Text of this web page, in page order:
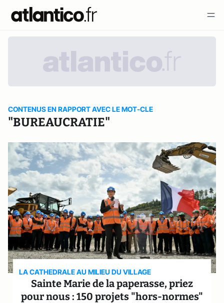
CONTENUS EN RAPPORT AVEC LE MOT-CLE
"BUREAUCRATIE"
LA CATHEDRALE AU MILIEU DU VILLAGE
Sainte Marie de la paperasse, priez
pour nous : 150 projets "hors-normes"